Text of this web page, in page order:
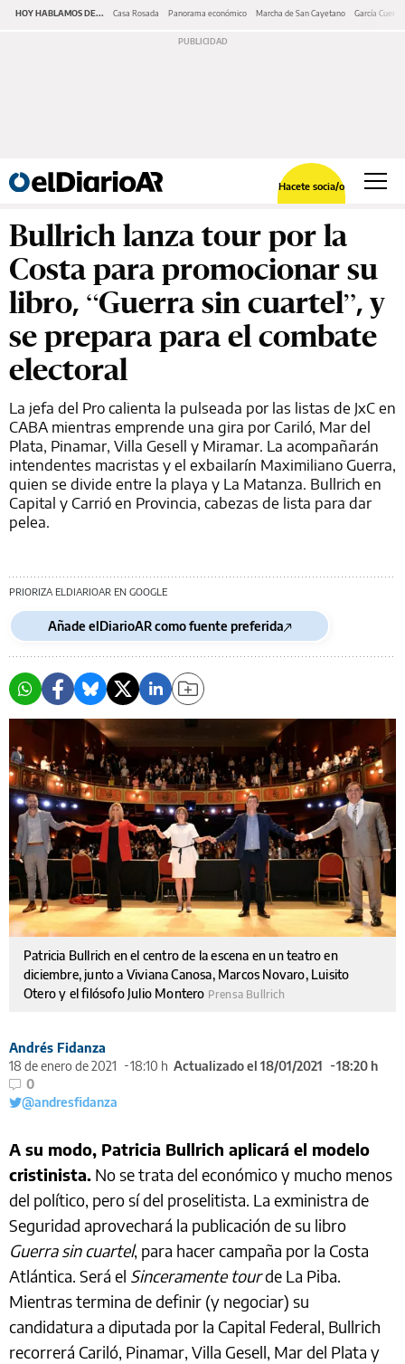
HOY HABLAMOS DE... Casa Rosada Panorama económico Marcha de San Cayetano García Cuerva
Hacete socia/o
Bullrich lanza tour por la
Costa para promocionar su
libro, “Guerra sin cuartel”, y
se prepara para el combate
electoral
La jefa del Pro calienta la pulseada por las listas de JxC en
CABA mientras emprende una gira por Cariló, Mar del
Plata, Pinamar, Villa Gesell y Miramar. La acompañarán
intendentes macristas y el exbailarín Maximiliano Guerra,
quien se divide entre la playa y La Matanza. Bullrich en
Capital y Carrió en Provincia, cabezas de lista para dar
pelea.
PRIORIZA ELDIARIOAR EN GOOGLE
Añade elDiarioAR como fuente preferida
Patricia Bullrich en el centro de la escena en un teatro en
diciembre, junto a Viviana Canosa, Marcos Novaro, Luisito
Otero y el filósofo Julio Montero Prensa Bullrich
Andrés Fidanza
18 de enero de 2021
18:10 h Actualizado el 18/01/2021
18:20 h
0
@andresfidanza
A su modo, Patricia Bullrich aplicará el modelo
cristinista. No se trata del económico y mucho menos
del político, pero sí del proselitista. La exministra de
Seguridad aprovechará la publicación de su libro
Guerra sin cuartel, para hacer campaña por la Costa
Atlántica. Será el Sinceramente tourde La Piba.
Mientras termina de definir (y negociar) su
candidatura a diputada por la Capital Federal, Bullrich
recorrerá Cariló, Pinamar, Villa Gesell, Mar del Plata y